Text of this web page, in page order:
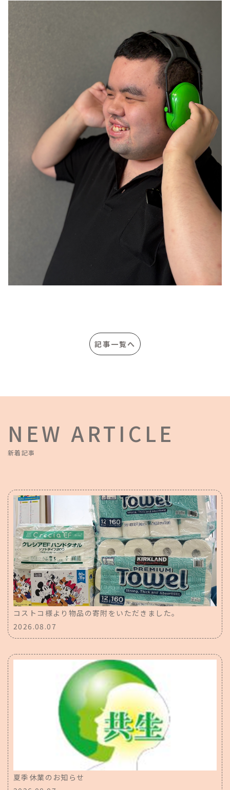
記事一覧へ
NEW ARTICLE
新着記事
コストコ様より物品の寄附をいただきました。
2026.08.07
夏季休業のお知らせ